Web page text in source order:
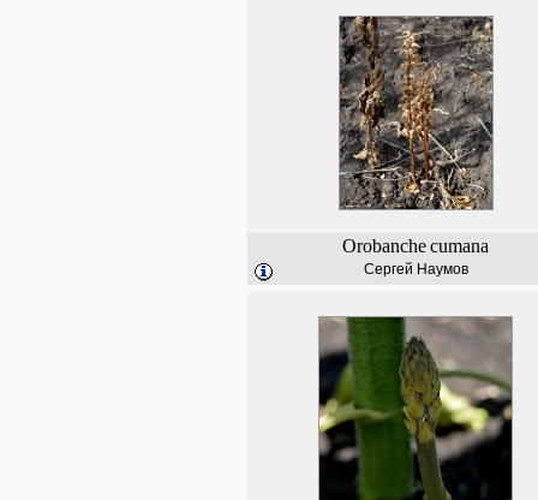
Orobanchecumana
Сергей Наумов